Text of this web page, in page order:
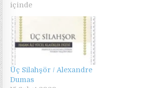
içinde
Üç Silahşör / Alexandre
Dumas